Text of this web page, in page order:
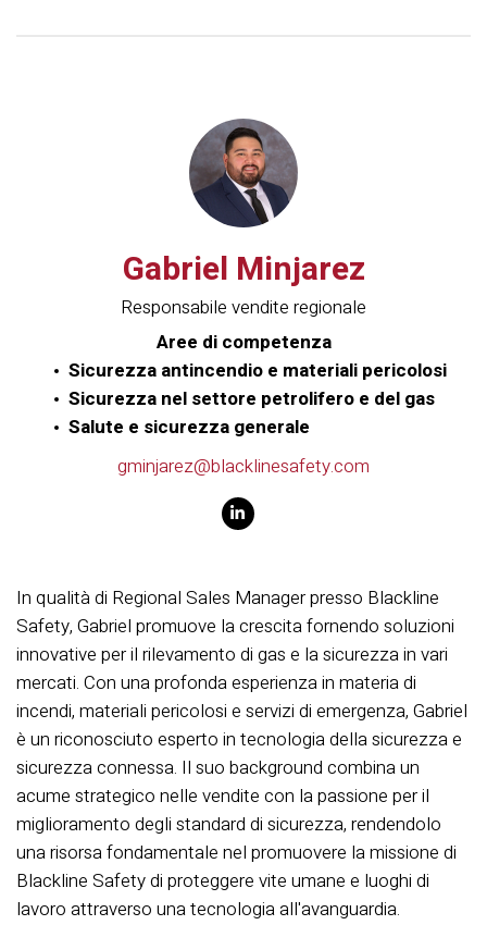
Gabriel Minjarez
Responsabile vendite regionale
Aree di competenza
Sicurezza antincendio e materiali pericolosi
Sicurezza nel settore petrolifero e del gas
Salute e sicurezza generale
gminjarez@blacklinesafety.com
In qualità di Regional Sales Manager presso Blackline
Safety, Gabriel promuove la crescita fornendo soluzioni
innovative per il rilevamento di gas e la sicurezza in vari
mercati. Con una profonda esperienza in materia di
incendi, materiali pericolosi e servizi di emergenza, Gabriel
è un riconosciuto esperto in tecnologia della sicurezza e
sicurezza connessa. Il suo background combina un
acume strategico nelle vendite con la passione per il
miglioramento degli standard di sicurezza, rendendolo
una risorsa fondamentale nel promuovere la missione di
Blackline Safety di proteggere vite umane e luoghi di
lavoro attraverso una tecnologia all'avanguardia.